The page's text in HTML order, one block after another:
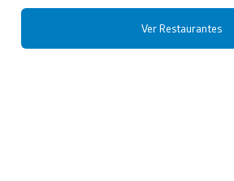
Ver Restaurantes